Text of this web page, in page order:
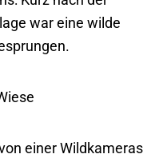
war eine wilde